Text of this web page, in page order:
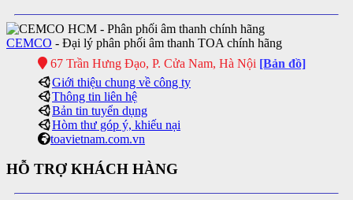
CEMCO - Đại lý phân phối âm thanh TOA chính hãng
67 Trần Hưng Đạo, P. Cửa Nam, Hà Nội [Bản đồ]
Giới thiệu chung về công ty
Thông tin liên hệ
Bản tin tuyển dụng
Hòm thư góp ý, khiếu nại
toavietnam.com.vn
HỖ TRỢ KHÁCH HÀNG